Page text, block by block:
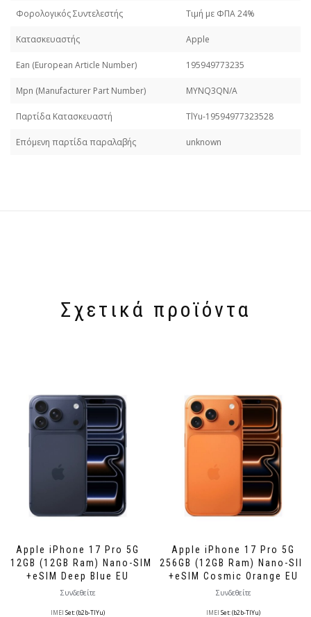
Φορολογικός Συντελεστής Τιμή με ΦΠΑ 24%
Κατασκευαστής Apple
Εan (European Article Number) 195949773235
Mpn (Manufacturer Part Number) MYNQ3QN/A
Παρτίδα Κατασκευαστή TlYu-19594977323528
Επόμενη παρτίδα παραλαβής unknown
Σχετικά προϊόντα
Apple iPhone 17 Pro 5G
512GB (12GB Ram) Nano-SIM
+eSIM Deep Blue EU
Συνδεθείτε
IMEI Set: (b2b-TlYu)
Apple iPhone 17 Pro 5G
256GB (12GB Ram) Nano-SIM
+eSIM Cosmic Orange EU
Συνδεθείτε
IMEI Set: (b2b-TlYu)